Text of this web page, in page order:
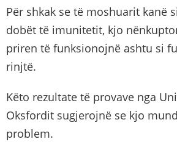
Për shkak se të moshuarit kanë
dobët të imunitetit, kjo
priren të funksionojnë ashtu si
rinjtë.
Këto rezultate të provave nga
Oksfordit sugjerojnë se kjo
problem.